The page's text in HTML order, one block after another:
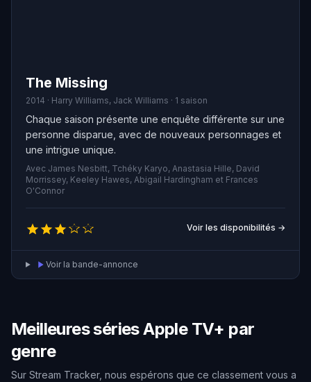
The Missing
2014 · Harry Williams, Jack Williams · 1 saison
Chaque saison présente une enquête différente sur une
personne disparue, avec de nouveaux personnages et
une intrigue unique.
Avec James Nesbitt, Tchéky Karyo, Anastasia Hille, David
Morrissey, Keeley Hawes, Abigail Hardingham et Frances
O'Connor
Voir les disponibilités →
Voir la bande-annonce
Meilleures séries Apple TV+ par
genre
Sur Stream Tracker, nous espérons que ce classement vous a